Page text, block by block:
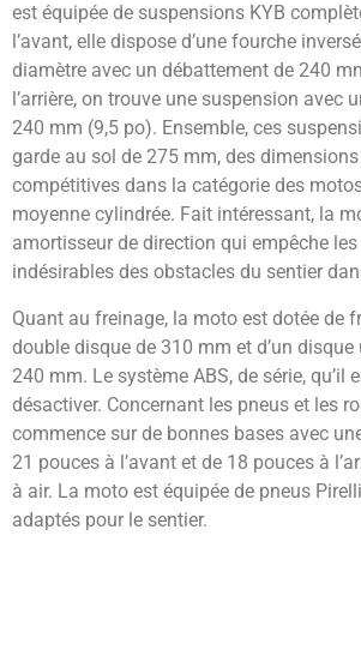
est équipée de suspensions KYB
l’avant, elle dispose d’une fourche
diamètre avec un débattement de 240
l’arrière, on trouve une suspension avec
240 mm (9,5 po). Ensemble, ces
garde au sol de 275 mm, des
compétitives dans la catégorie des
moyenne cylindrée. Fait intéressant, la
amortisseur de direction qui empêche
indésirables des obstacles du sentier
Quant au freinage, la moto est dotée de
double disque de 310 mm et d’un disque
240 mm. Le système ABS, de série, qu’il
désactiver. Concernant les pneus et les
commence sur de bonnes bases avec
21 pouces à l’avant et de 18 pouces à
à air. La moto est équipée de pneus
adaptés pour le sentier.